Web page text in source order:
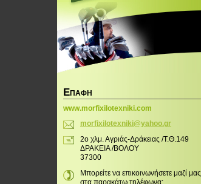
ΕΠΑΦΉ
www.morfixilotexniki.com
morfixil otexniki@yahoo.gr
2ο χλμ. Αγριάς-Δράκειας /Τ.Θ.149
ΔΡΑΚΕΙΑ /ΒΟΛΟΥ
37300
Μπορείτε να επικοινωνήσετε μαζί μας
στα παρακάτω τηλέφωνα: